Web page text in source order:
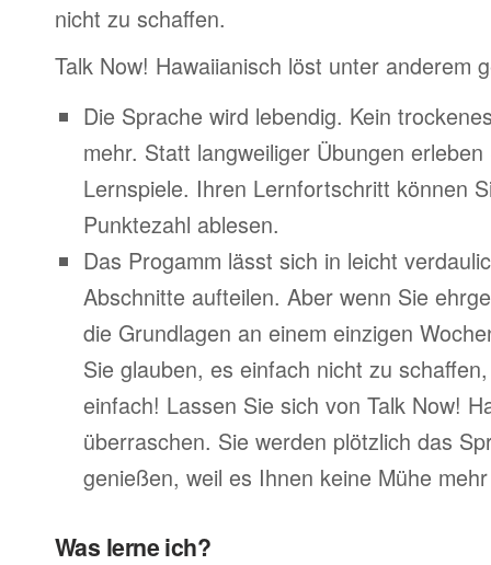
nicht zu schaffen.
Talk Now! Hawaiianisch löst unter anderem
Die Sprache wird lebendig. Kein
mehr. Statt langweiliger Übungen
Lernspiele. Ihren Lernfortschritt können
Punktezahl ablesen.
Das Progamm lässt sich in leicht
Abschnitte aufteilen. Aber wenn Sie
die Grundlagen an einem einzigen
Sie glauben, es einfach nicht zu
einfach! Lassen Sie sich von Talk Now!
überraschen. Sie werden plötzlich das
genießen, weil es Ihnen keine Mühe
Was lerne ich?